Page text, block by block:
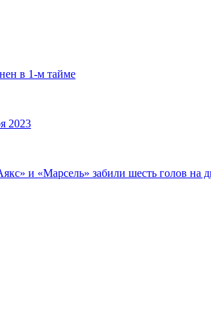
в 1-м тайме
2023
и «Марсель» забили шесть голов на